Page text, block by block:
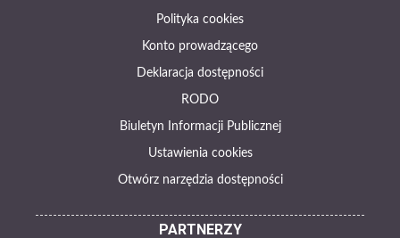
Polityka cookies
Konto prowadzącego
Deklaracja dostępności
RODO
Biuletyn Informacji Publicznej
Ustawienia cookies
Otwórz narzędzia dostępności
PARTNERZY